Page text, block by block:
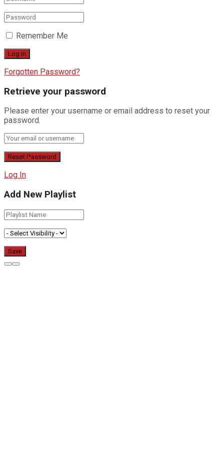
Remember Me
Forgotten Password?
Retrieve your password
Please enter your username or email address to reset your
password.
Log In
Add New Playlist